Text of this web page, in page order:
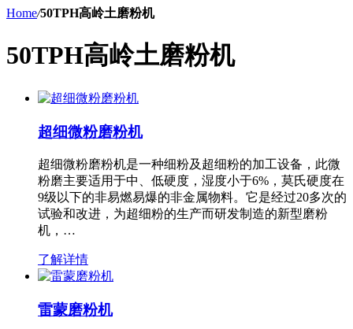
Home/50TPH高岭土磨粉机
50TPH高岭土磨粉机
超细微粉磨粉机
超细微粉磨粉机是一种细粉及超细粉的加工设备，此微
粉磨主要适用于中、低硬度，湿度小于6%，莫氏硬度在
9级以下的非易燃易爆的非金属物料。它是经过20多次的
试验和改进，为超细粉的生产而研发制造的新型磨粉
机，…
了解详情
雷蒙磨粉机